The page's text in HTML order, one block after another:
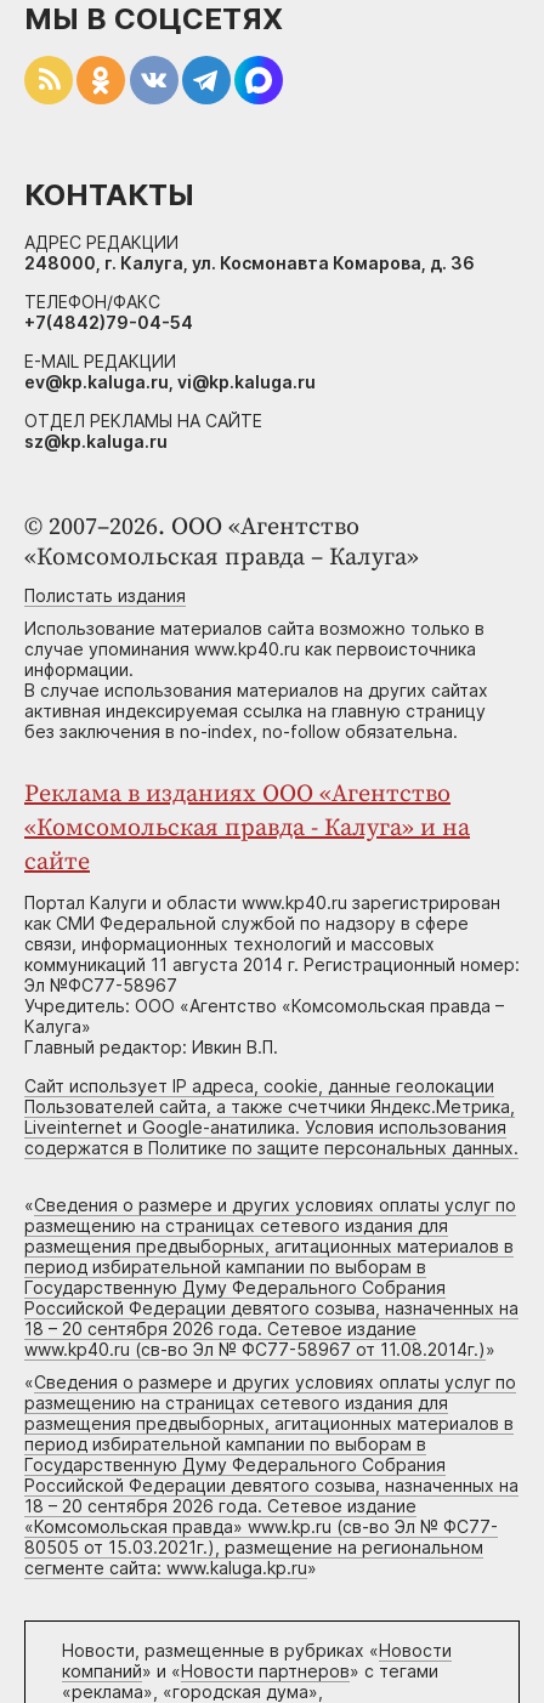
© 2007–2026. ООО «Агентство
«Комсомольская правда – Калуга»
Полистать издания
Использование материалов сайта возможно только в
случае упоминания www.kp40.ru как первоисточника
информации.
В случае использования материалов на других сайтах
активная индексируемая ссылка на главную страницу
без заключения в no-index, no-follow обязательна.
Реклама в изданиях ООО «Агентство
«Комсомольская правда - Калуга» и на
сайте
Портал Калуги и области www.kp40.ru зарегистрирован
как СМИ Федеральной службой по надзору в сфере
связи, информационных технологий и массовых
коммуникаций 11 августа 2014 г. Регистрационный номер:
Эл №ФС77-58967
Учредитель: ООО «Агентство «Комсомольская правда –
Калуга»
Главный редактор: Ивкин В.П.
Сайт использует IP адреса, cookie, данные геолокации
Пользователей сайта, а также счетчики Яндекс.Метрика,
Liveinternet и Google-анатилика. Условия использования
содержатся в Политике по защите персональных данных.
«Сведения о размере и других условиях оплаты услуг по
размещению на страницах сетевого издания для
размещения предвыборных, агитационных материалов в
период избирательной кампании по выборам в
Государственную Думу Федерального Собрания
Российской Федерации девятого созыва, назначенных на
18 – 20 сентября 2026 года. Сетевое издание
www.kp40.ru (св-во Эл № ФС77-58967 от 11.08.2014г.)»
«Сведения о размере и других условиях оплаты услуг по
размещению на страницах сетевого издания для
размещения предвыборных, агитационных материалов в
период избирательной кампании по выборам в
Государственную Думу Федерального Собрания
Российской Федерации девятого созыва, назначенных на
18 – 20 сентября 2026 года. Сетевое издание
«Комсомольская правда» www.kp.ru (св-во Эл № ФС77-
80505 от 15.03.2021г.), размещение на региональном
сегменте сайта: www.kaluga.kp.ru»
Новости, размещенные в рубриках «Новости
компаний» и «Новости партнеров» с тегами
«реклама», «городская дума»,
МЫ В СОЦСЕТЯХ
КОНТАКТЫ
АДРЕС РЕДАКЦИИ
248000, г. Калуга, ул. Космонавта Комарова, д. 36
ТЕЛЕФОН/ФАКС
+7(4842)79-04-54
E-MAIL РЕДАКЦИИ
ev@kp.kaluga.ru, vi@kp.kaluga.ru
ОТДЕЛ РЕКЛАМЫ НА САЙТЕ
sz@kp.kaluga.ru